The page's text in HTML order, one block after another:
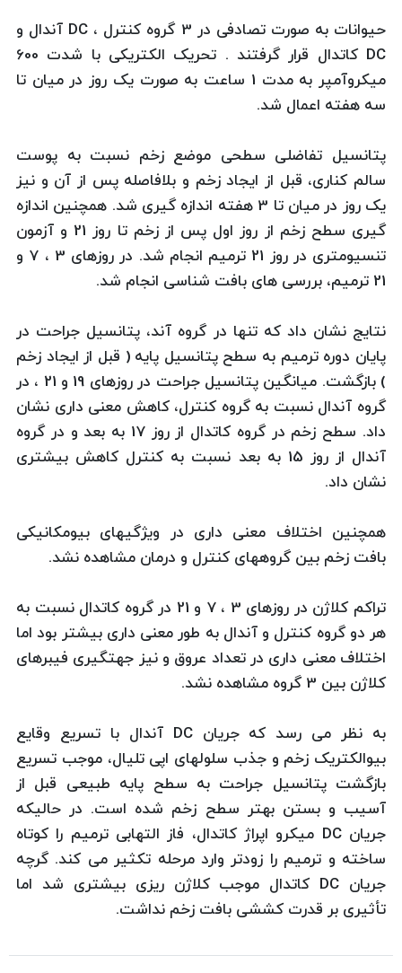
حیوانات به صورت تصادفی در 3 گروه کنترل ، DC آندال و
DC کاتدال قرار گرفتند . تحریک الکتریکی با شدت 600
میکروآمپر به مدت 1 ساعت به صورت یک روز در میان تا
سه هفته اعمال شد.
پتانسیل تفاضلی سطحی موضع زخم نسبت به پوست
سالم کناری، قبل از ایجاد زخم و بلافاصله پس از آن و نیز
یک روز در میان تا 3 هفته اندازه گیری شد. همچنین اندازه
گیری سطح زخم از روز اول پس از زخم تا روز 21 و آزمون
تنسیومتری در روز 21 ترمیم انجام شد. در روزهای 3 ، 7 و
21 ترمیم، بررسی های بافت شناسی انجام شد.
نتایج نشان داد که تنها در گروه آند، پتانسیل جراحت در
پایان دوره ترمیم به سطح پتانسیل پایه ( قبل از ایجاد زخم
) بازگشت. میانگین پتانسیل جراحت در روزهای 19 و 21 ، در
گروه آندال نسبت به گروه کنترل، کاهش معنی داری نشان
داد. سطح زخم در گروه کاتدال از روز 17 به بعد و در گروه
آندال از روز 15 به بعد نسبت به کنترل کاهش بیشتری
نشان داد.
همچنین اختلاف معنی داری در ویژگیهای بیومکانیکی
بافت زخم بین گروههای کنترل و درمان مشاهده نشد.
تراکم کلاژن در روزهای 3 ، 7 و 21 در گروه کاتدال نسبت به
هر دو گروه کنترل و آندال به طور معنی داری بیشتر بود اما
اختلاف معنی داری در تعداد عروق و نیز جهتگیری فیبرهای
کلاژن بین 3 گروه مشاهده نشد.
به نظر می رسد که جریان DC آندال با تسریع وقایع
بیوالکتریک زخم و جذب سلولهای اپی تلیال، موجب تسریع
بازگشت پتانسیل جراحت به سطح پایه طبیعی قبل از
آسیب و بستن بهتر سطح زخم شده است. در حالیکه
جریان DC میکرو اپراژ کاتدال، فاز التهابی ترمیم را کوتاه
ساخته و ترمیم را زودتر وارد مرحله تکثیر می کند. گرچه
جریان DC کاتدال موجب کلاژن ریزی بیشتری شد اما
تأثیری بر قدرت کششی بافت زخم نداشت.